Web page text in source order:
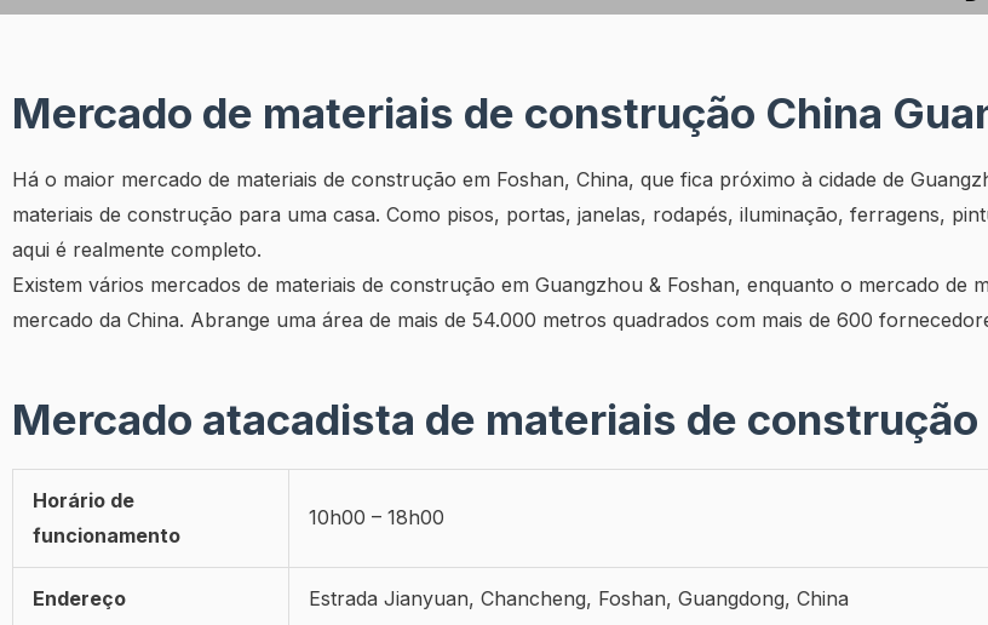
Mercado de materiais de construção China
Há o maior mercado de materiais de construção em Foshan, China, que fica próximo à cidade de
materiais de construção para uma casa. Como pisos, portas, janelas, rodapés, iluminação, ferragens,
aqui é realmente completo.
Existem vários mercados de materiais de construção em Guangzhou & Foshan, enquanto o mercado de
mercado da China. Abrange uma área de mais de 54.000 metros quadrados com mais de 600
Mercado atacadista de materiais de construção
Horário de
funcionamento
10h00 – 18h00
Endereço Estrada Jianyuan, Chancheng, Foshan, Guangdong, China